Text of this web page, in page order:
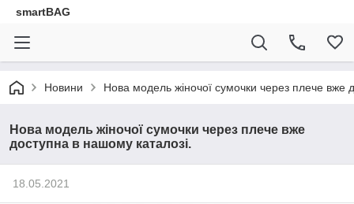
smartBAG
Новини Нова модель жіночої сумочки через плече вже
Нова модель жіночої сумочки через плече вже
доступна в нашому каталозі.
18.05.2021